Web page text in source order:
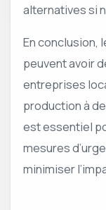
alternatives si
En conclusion,
peuvent avoir
entreprises
production à
est essentiel
mesures
minimiser